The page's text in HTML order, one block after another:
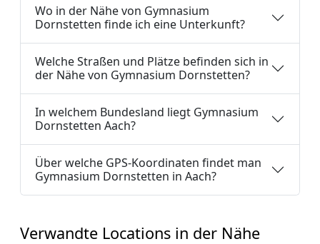
Wo in der Nähe von Gymnasium
Dornstetten finde ich eine Unterkunft?
Welche Straßen und Plätze befinden sich in
der Nähe von Gymnasium Dornstetten?
In welchem Bundesland liegt Gymnasium
Dornstetten Aach?
Über welche GPS-Koordinaten findet man
Gymnasium Dornstetten in Aach?
Verwandte Locations in der Nähe